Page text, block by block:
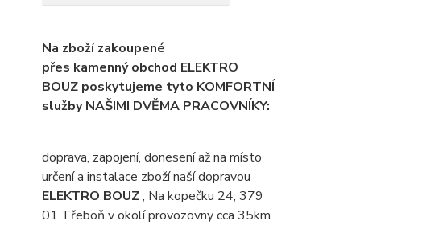
Na zboží zakoupené
přes kamenný obchod ELEKTRO
BOUZ poskytujeme tyto KOMFORTNÍ
služby NAŠIMI DVĚMA PRACOVNÍKY:
doprava, zapojení, donesení až na místo
určení a instalace zboží naší dopravou
ELEKTRO BOUZ, Na kopečku 24, 379
01 Třeboň v okolí provozovny cca 35km